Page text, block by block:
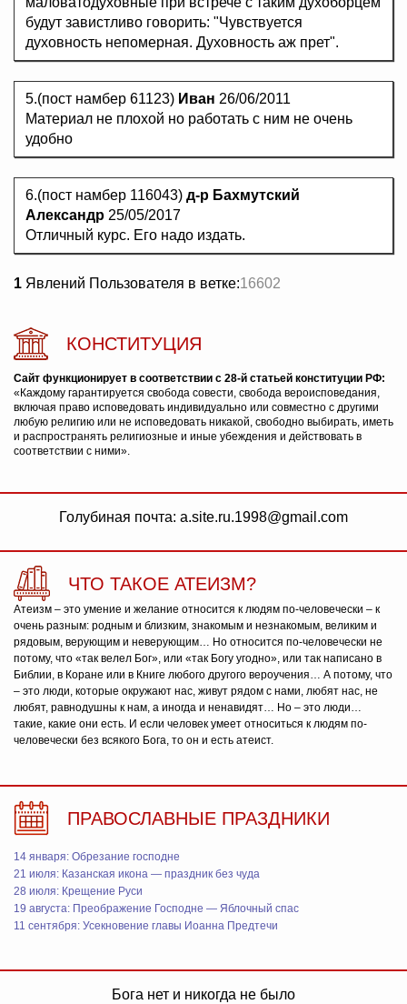
будут завистливо говорить: "Чувствуется
духовность непомерная. Духовность аж прет".
5.(пост намбер 61123) Иван 26/06/2011
Материал не плохой но работать с ним не очень
удобно
6.(пост намбер 116043) д-р Бахмутский
Александр 25/05/2017
Отличный курс. Его надо издать.
1 Явлений Пользователя в ветке:16602
КОНСТИТУЦИЯ
Сайт функционирует в соответствии с 28-й статьей конституции РФ:
«Каждому гарантируется свобода совести, свобода вероисповедания,
включая право исповедовать индивидуально или совместно с другими
любую религию или не исповедовать никакой, свободно выбирать, иметь
и распространять религиозные и иные убеждения и действовать в
соответствии с ними».
Голубиная почта: a.site.ru.1998@gmail.com
ЧТО ТАКОЕ АТЕИЗМ?
Атеизм – это умение и желание относится к людям по-человечески – к
очень разным: родным и близким, знакомым и незнакомым, великим и
рядовым, верующим и неверующим… Но относится по-человечески не
потому, что «так велел Бог», или «так Богу угодно», или так написано в
Библии, в Коране или в Книге любого другого вероучения… А потому, что
– это люди, которые окружают нас, живут рядом с нами, любят нас, не
любят, равнодушны к нам, а иногда и ненавидят… Но – это люди…
такие, какие они есть. И если человек умеет относиться к людям по-
человечески без всякого Бога, то он и есть атеист.
ПРАВОСЛАВНЫЕ ПРАЗДНИКИ
14 января: Обрезание господне
21 июля: Казанская икона — праздник без чуда
28 июля: Крещение Руси
19 августа: Преображение Господне — Яблочный спас
11 сентября: Усекновение главы Иоанна Предтечи
Бога нет и никогда не было